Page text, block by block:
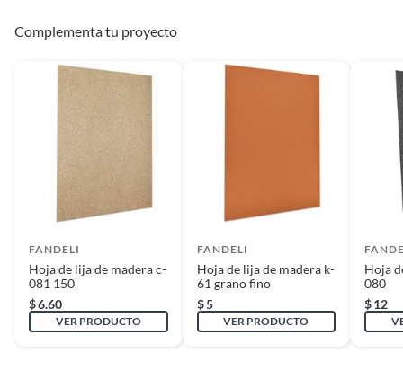
Complementa tu proyecto
FANDELI
Hoja de lija de madera c-
081 150
$6.60
VER PRODUCTO
FANDELI
Hoja de lija de madera k-
61 grano fino
$5
VER PRODUCTO
Hoja
080
$12